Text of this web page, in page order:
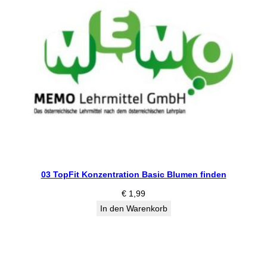
03 TopFit Konzentration Basic Blumen finden
€ 1,99
In den Warenkorb